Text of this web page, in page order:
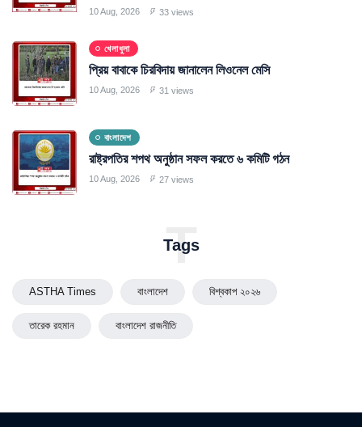
10 Aug, 2026 33 views
খেলাধুলা
প্রিয় বাবাকে চিরবিদায় জানালেন লিওনেল মেসি
10 Aug, 2026 31 views
বাংলাদেশ
রাষ্ট্রপতির শপথ অনুষ্ঠান সফল করতে ৬ কমিটি গঠন
10 Aug, 2026 27 views
Tags
T
ASTHA Times বাংলাদেশ বিশ্বকাপ ২০২৬
তারেক রহমান বাংলাদেশ রাজনীতি